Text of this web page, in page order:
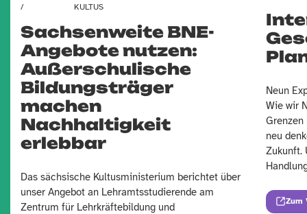
/
KULTUS
Sachsenweite BNE-
Angebote nutzen:
Außerschulische
Bildungsträger
machen
Nachhaltigkeit
erlebbar
Das sächsische Kultusministerium berichtet über
unser Angebot an Lehramtsstudierende am
Zentrum für Lehrkräftebildung und
Neun
Wie wir
neu
Zukunft.
Zum